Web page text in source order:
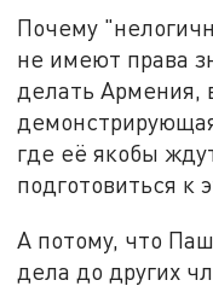
Почему
не имеют права
делать Армения,
где её якобы
подготовиться к
А потому, что
дела до других